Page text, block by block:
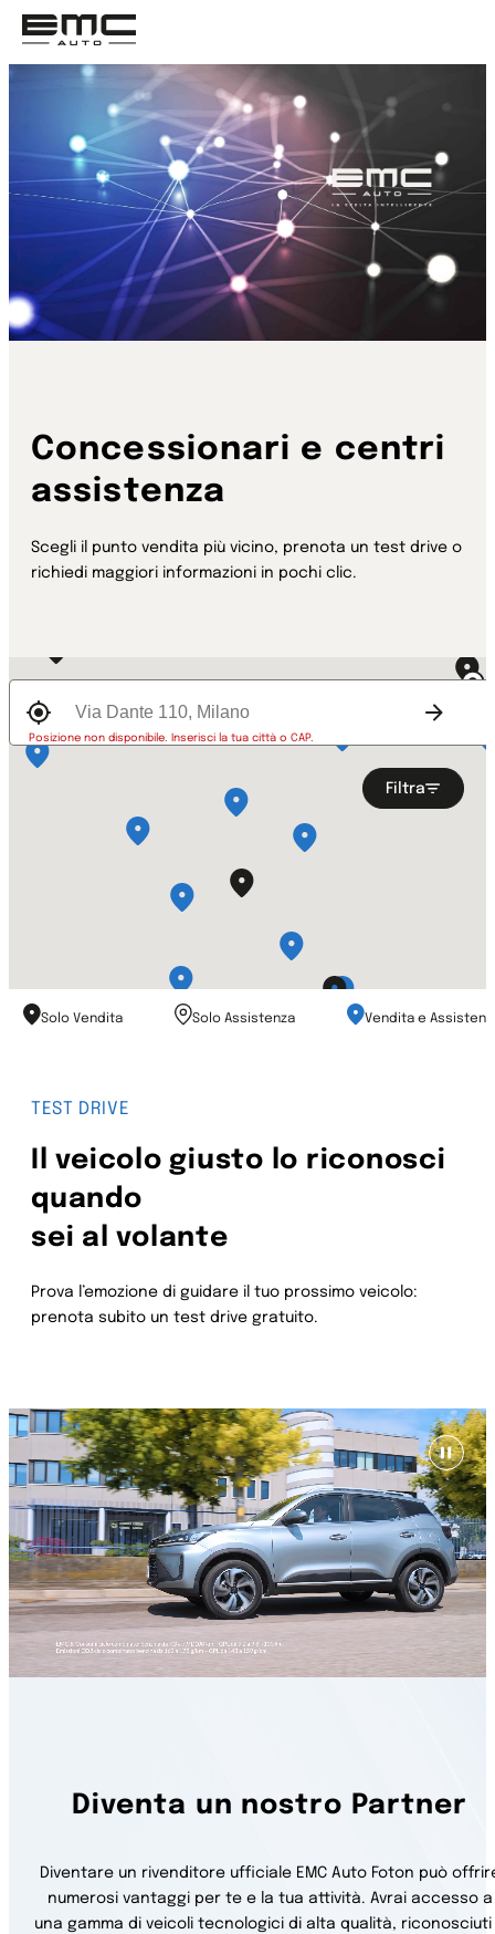
Vai
Concessionari e centri
assistenza
Scegli il punto vendita più vicino, prenota un test drive o
richiedi maggiori informazioni in pochi clic.
Posizione non disponibile. Inserisci la tua città o CAP.
Filtra
Solo Vendita Solo Assistenza Vendita e
TEST DRIVE
Il veicolo giusto lo riconosci
quando
sei al volante
Prova l’emozione di guidare il tuo prossimo veicolo:
prenota subito un test drive gratuito.
Diventa un nostro Partner
Diventare un rivenditore ufficiale EMC Auto Foton può
numerosi vantaggi per te e la tua attività. Avrai accesso a
una gamma di veicoli tecnologici di alta qualità, riconosciuti